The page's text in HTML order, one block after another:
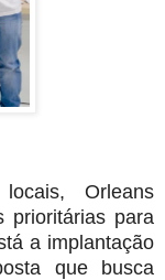
Orleans
prioritárias para
a implantação
que busca